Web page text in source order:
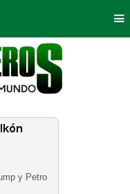
y Petro
Deportes
Neira